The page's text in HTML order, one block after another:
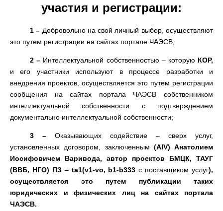
участия и регистрации:
1– Добровольно на свой личный выбор,осуществляют
это путем регистрации на сайтах портале ЧАЭСВ;
2– Интеллектуальной собственностью – которую КОР,
и его участники используют в процессе разработки и
внедрения проектов осуществляется это путем регистрации
сообщения на сайтах портала ЧАЭСВ собственником
интеллектуальной собственности с подтверждением
документально интеллектуальной собственности;
3 – Оказывающих содействие – сверх услуг,
установленных договором
заключенным (AIV) Анатолием
Иосифовичем Варивода, автор проектов БМЦК, ТАУГ
(ВВБ, НГО) ПЗ – ta1(v1-vo, b1-b333 с поставщиком услуг),
осуществляется это путем публикации таких
юридических и физических лиц на сайтах портала
ЧАЭСВ.